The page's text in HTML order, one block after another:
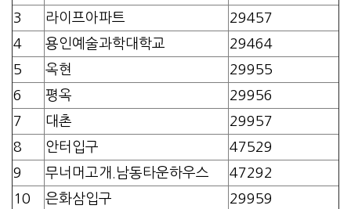
3
라이프아파트
29457
4
용인예술과학대학교
29464
5
옥현
29955
6
평옥
29956
7
대촌
29957
8
안터입구
47529
9
무너머고개.남동타운하우스
47292
10
은화삼입구
29959